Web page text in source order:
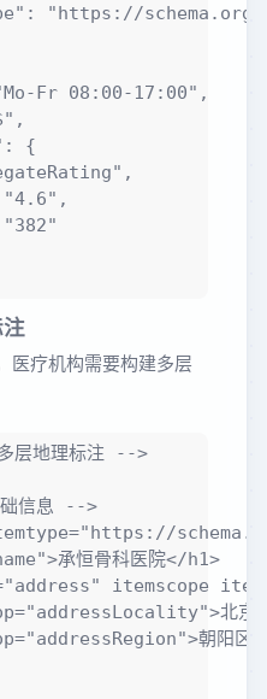
"https://
Fr 08:00-17:00",
{
医疗机构需要构建多层
层地理标注 -->
信息 -->
承恒骨科医院</h1>
itemscope
北京
朝阳区